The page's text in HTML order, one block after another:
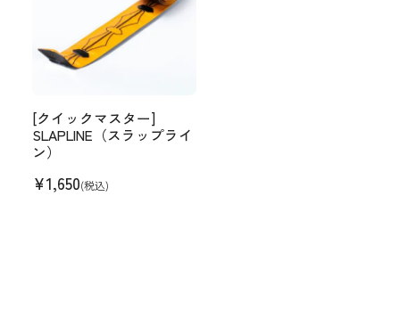
[クイックマスター]
SLAPLINE（スラップライ
ン）
¥1,650(税込)